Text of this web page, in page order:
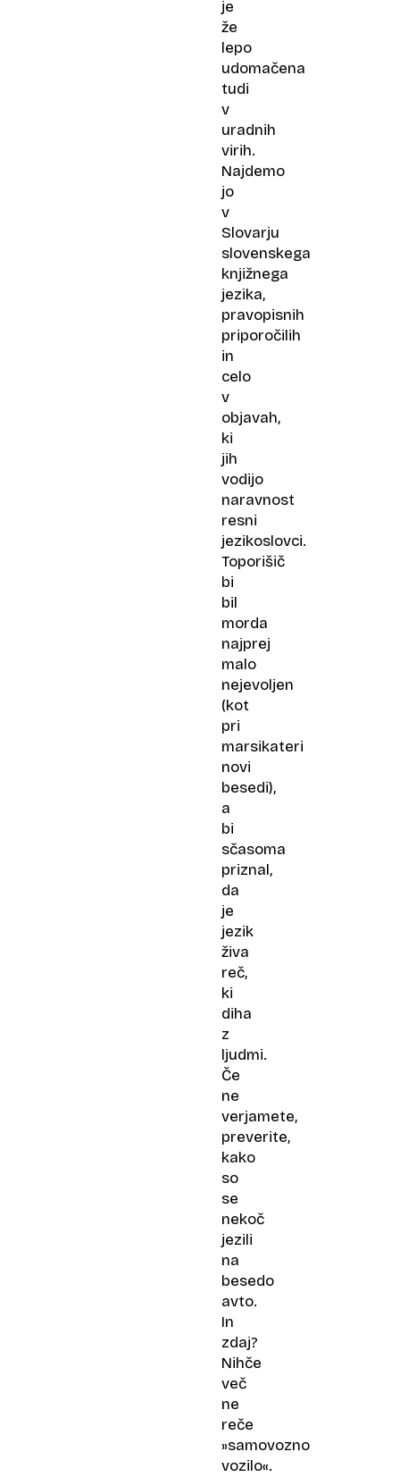
je
že
lepo
udomačena
tudi
v
uradnih
virih.
Najdemo
jo
v
Slovarju
slovenskega
knjižnega
jezika,
pravopisnih
priporočilih
in
celo
v
objavah,
ki
jih
vodijo
naravnost
resni
jezikoslovci.
Toporišič
bi
bil
morda
najprej
malo
nejevoljen
(kot
pri
marsikateri
novi
besedi),
a
bi
sčasoma
priznal,
da
je
jezik
živa
reč,
ki
diha
z
ljudmi.
Če
ne
verjamete,
preverite,
kako
so
se
nekoč
jezili
na
besedo
avto.
In
zdaj?
Nihče
več
ne
reče
»samovozno
vozilo«.